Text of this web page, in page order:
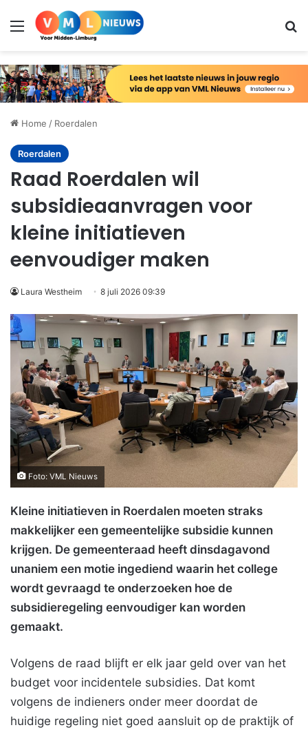
Menu
Home / Roerdalen
Roerdalen
Raad Roerdalen wil
subsidieaanvragen voor
kleine initiatieven
eenvoudiger maken
Laura Westheim 8 juli 2026 09:39
Foto: VML Nieuws
Kleine initiatieven in Roerdalen moeten straks
makkelijker een gemeentelijke subsidie kunnen
krijgen. De gemeenteraad heeft dinsdagavond
unaniem een motie ingediend waarin het college
wordt gevraagd te onderzoeken hoe de
subsidieregeling eenvoudiger kan worden
gemaakt.
Volgens de raad blijft er elk jaar geld over van het
budget voor incidentele subsidies. Dat komt
volgens de indieners onder meer doordat de
huidige regeling niet goed aansluit op de praktijk of